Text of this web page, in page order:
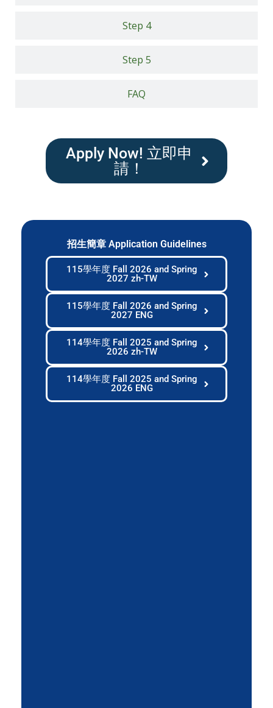
Step 4
Step 5
FAQ
Apply Now! 立即申
請！
招生簡章 Application Guidelines
115學年度 Fall 2026 and Spring
2027 zh-TW
115學年度 Fall 2026 and Spring
2027 ENG
114學年度 Fall 2025 and Spring
2026 zh-TW
114學年度 Fall 2025 and Spring
2026 ENG